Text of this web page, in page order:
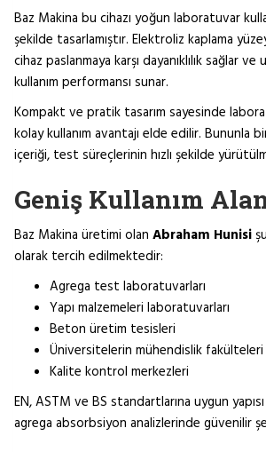
Baz Makina bu cihazı yoğun laboratuvar
şekilde tasarlamıştır. Elektroliz kaplama
cihaz paslanmaya karşı dayanıklılık sağlar
kullanım performansı sunar.
Kompakt ve pratik tasarım sayesinde
kolay kullanım avantajı elde edilir. Bununla
içeriği, test süreçlerinin hızlı şekilde
Geniş Kullanım
Baz Makina üretimi olan Abraham Hunisi
olarak tercih edilmektedir:
Agrega test laboratuvarları
Yapı malzemeleri laboratuvarları
Beton üretim tesisleri
Üniversitelerin mühendislik fakülteleri
Kalite kontrol merkezleri
EN, ASTM ve BS standartlarına uygun
agrega absorbsiyon analizlerinde güvenilir